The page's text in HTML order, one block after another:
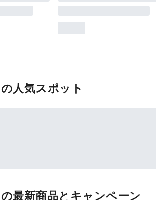
人気スポット
最新商品とキャンペーン